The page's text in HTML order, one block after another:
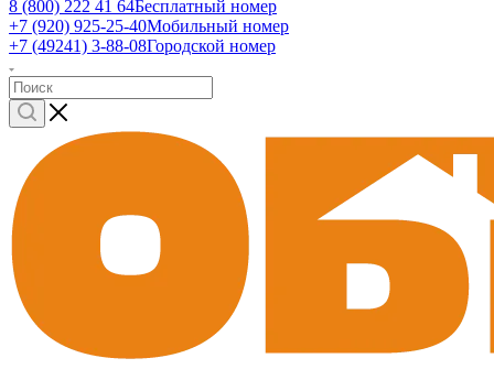
8 (800) 222 41 64Бесплатный номер
+7 (920) 925-25-40Мобильный номер
+7 (49241) 3-88-08Городской номер